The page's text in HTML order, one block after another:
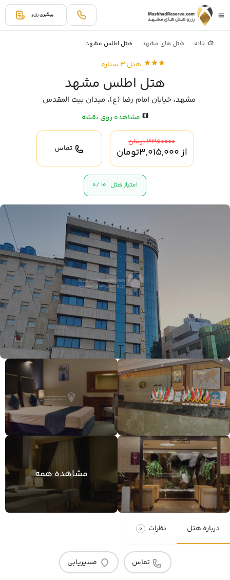
پیگیری رزرو
خانه هتل های مشهد هتل اطلس مشهد
هتل 3 ستاره
هتل اطلس مشهد
مشهد، خیابان امام رضا (ع)، میدان بیت المقدس
مشاهده روی نقشه
3350000 تومان
از3,015,000تومان تماس
امتیاز هتل 10 /
0
مشاهده همه
درباره هتل نظرات 0
تماس مسیریابی